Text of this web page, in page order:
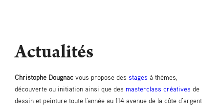
Actualités
Christophe Dougnac vous propose des stages à thèmes,
découverte ou initiation ainsi que des masterclass créatives de
dessin et peinture toute l'année au 114 avenue de la côte d'argent